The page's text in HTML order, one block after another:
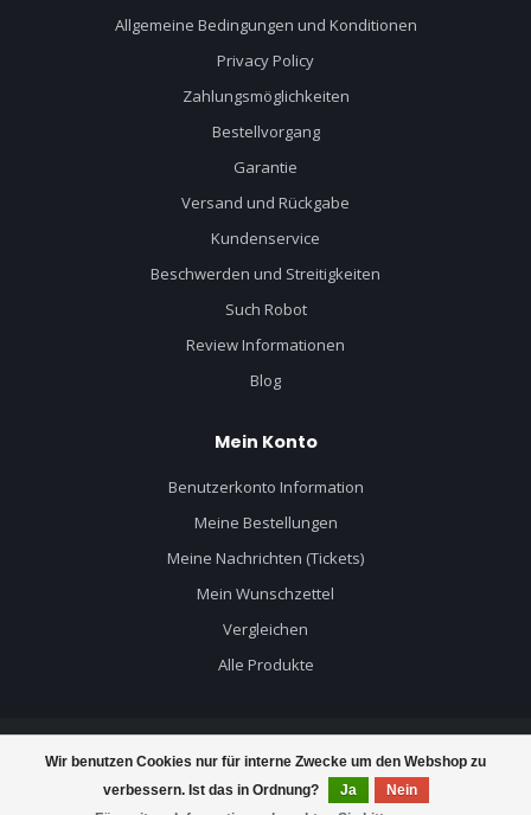
Wir benutzen Cookies nur für interne Zwecke um den Webshop zu
verbessern. Ist das in Ordnung?
Ja
Nein
Allgemeine Bedingungen und Konditionen
Privacy Policy
Zahlungsmöglichkeiten
Bestellvorgang
Garantie
Versand und Rückgabe
Kundenservice
Beschwerden und Streitigkeiten
Such Robot
Review Informationen
Blog
Mein Konto
Benutzerkonto Information
Meine Bestellungen
Meine Nachrichten (Tickets)
Mein Wunschzettel
Vergleichen
Alle Produkte
© Copyright 2026 Mercruiser Teile - Powered byLightspeed